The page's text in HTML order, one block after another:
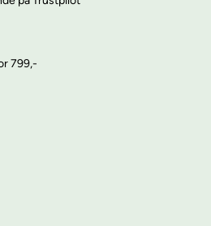
799,-